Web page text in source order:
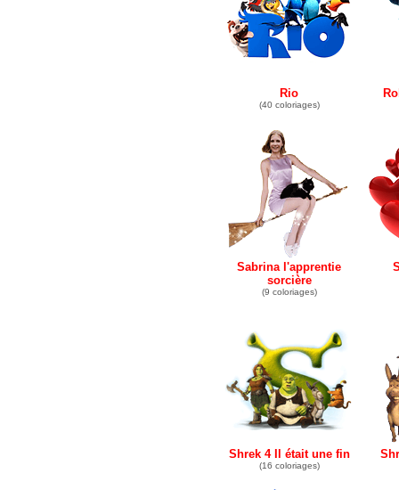
Rio
(40 coloriages)
Sabrina l'apprentie
sorcière
(9 coloriages)
Shrek 4 Il était une fin
(16 coloriages)